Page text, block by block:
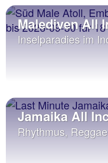
Malediven All
Inselparadies im
Jamaika All
Rhythmus,